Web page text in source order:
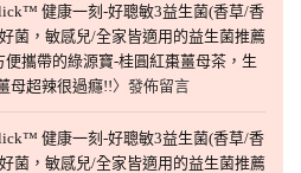
健康一刻-好聰敏3益生菌(香草/香
菌，敏感兒/全家皆適用的益生菌推薦
便攜帶的綠源寶-桂圓紅棗薑母茶，生
母超辣很過癮!!〉發佈留言
健康一刻-好聰敏3益生菌(香草/香
菌，敏感兒/全家皆適用的益生菌推薦